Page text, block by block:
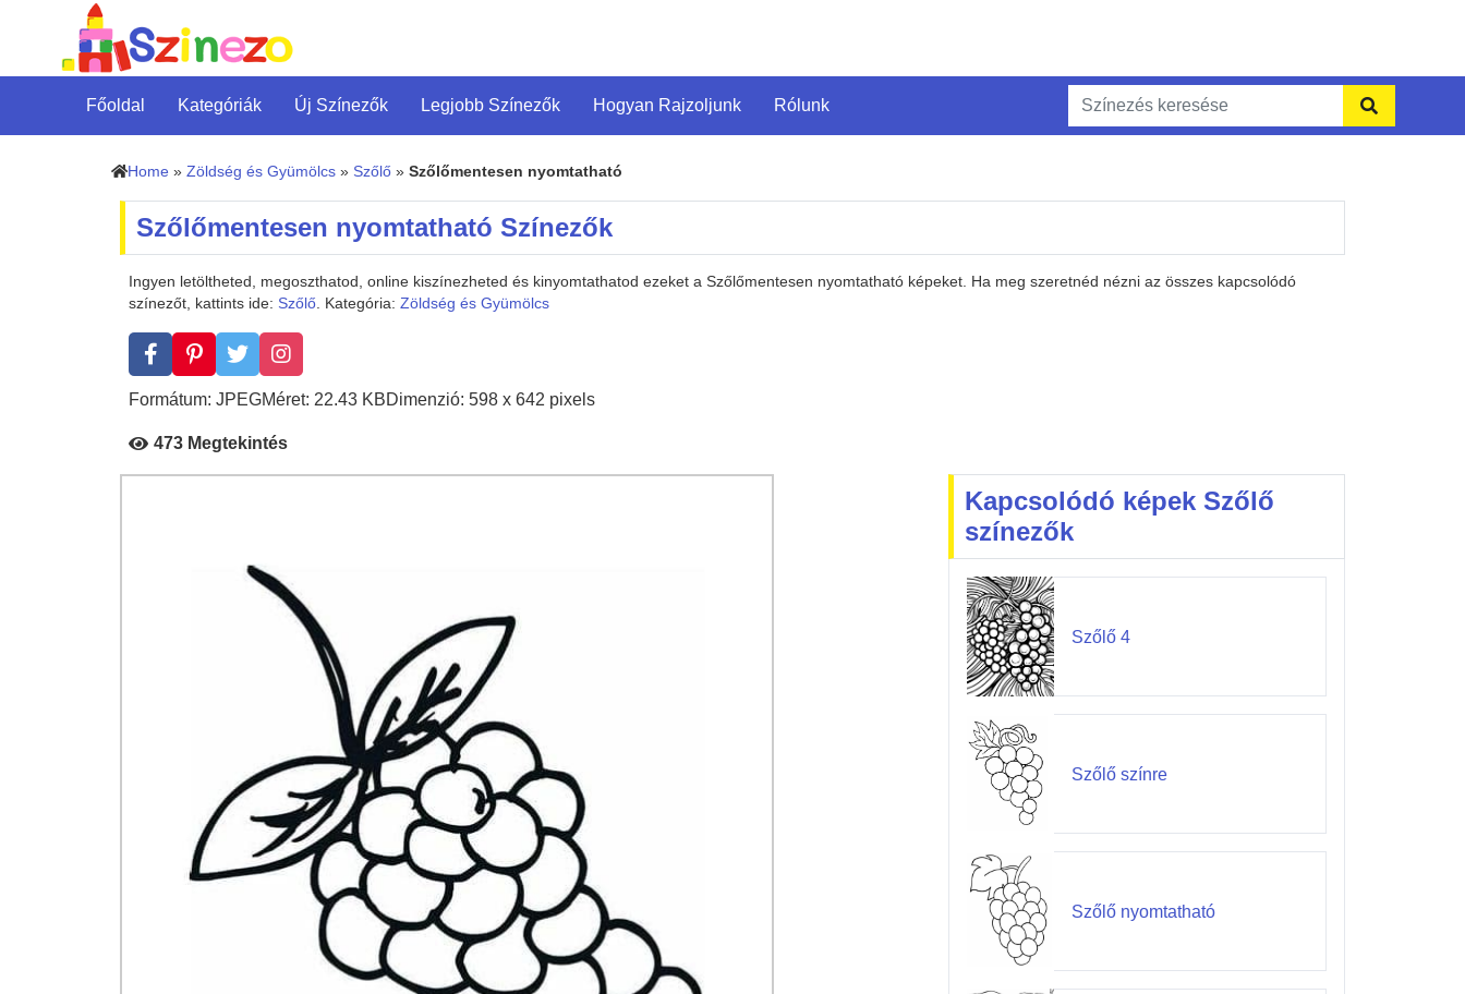
Főoldal Kategóriák Új Színezők Legjobb Színezők Hogyan Rajzoljunk Rólunk
Home » Zöldség és Gyümölcs » Szőlő » Szőlőmentesen nyomtatható
Szőlőmentesen nyomtatható Színezők
Ingyen letöltheted, megoszthatod, online kiszínezheted és kinyomtathatod ezeket a Szőlőmentesen nyomtatható képeket. Ha meg szeretnéd nézni az összes kapcsolódó
színezőt, kattints ide: Szőlő. Kategória: Zöldség és Gyümölcs
Formátum: JPEGMéret: 22.43 KBDimenzió: 598 x 642 pixels
473 Megtekintés
Kapcsolódó képek Szőlő
színezők
Szőlő 4
Szőlő színre
Szőlő nyomtatható